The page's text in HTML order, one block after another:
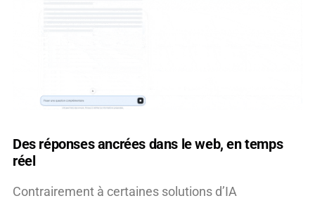
Des réponses ancrées dans le web, en temps
réel
Contrairement à certaines solutions d’IA